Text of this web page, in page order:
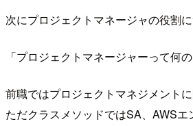
次にプロジェクトマネージャの役割に
「プロジェクトマネージャーって何
前職ではプロジェクトマネジメント
ただクラスメソッドではSA、AWS